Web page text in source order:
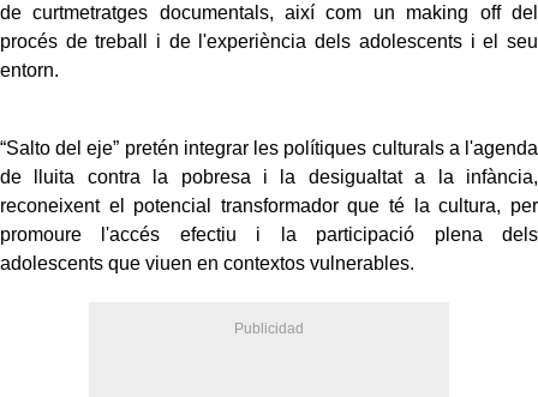
de curtmetratges documentals, així com un making off del
procés de treball i de l'experiència dels adolescents i el seu
entorn.
“Salto del eje” pretén integrar les polítiques culturals a l'agenda
de lluita contra la pobresa i la desigualtat a la infància,
reconeixent el potencial transformador que té la cultura, per
promoure l'accés efectiu i la participació plena dels
adolescents que viuen en contextos vulnerables.